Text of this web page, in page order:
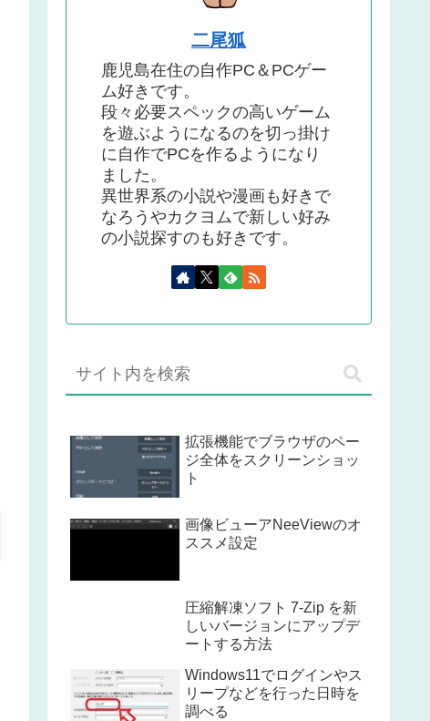
二尾狐
鹿児島在住の自作PC＆PCゲー
ム好きです。
段々必要スペックの高いゲーム
を遊ぶようになるのを切っ掛け
に自作でPCを作るようになり
ました。
異世界系の小説や漫画も好きで
なろうやカクヨムで新しい好み
の小説探すのも好きです。
拡張機能でブラウザのペー
ジ全体をスクリーンショッ
ト
画像ビューアNeeViewのオ
ススメ設定
圧縮解凍ソフト 7-Zip を新
しいバージョンにアップデ
ートする方法
Windows11でログインやス
リープなどを行った日時を
調べる